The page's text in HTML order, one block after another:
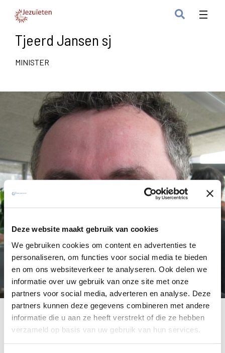
Deze website maakt gebruik van cookies
We gebruiken cookies om content en advertenties te
personaliseren, om functies voor social media te bieden
en om ons websiteverkeer te analyseren. Ook delen we
informatie over uw gebruik van onze site met onze
partners voor social media, adverteren en analyse. Deze
partners kunnen deze gegevens combineren met andere
informatie die u aan ze heeft verstrekt of die ze hebben
verzameld op basis van uw gebruik van hun services.
Tjeerd Jansen sj
MINISTER
Minister